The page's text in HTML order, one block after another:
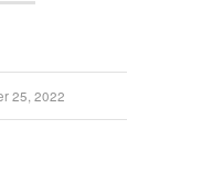
25, 2022